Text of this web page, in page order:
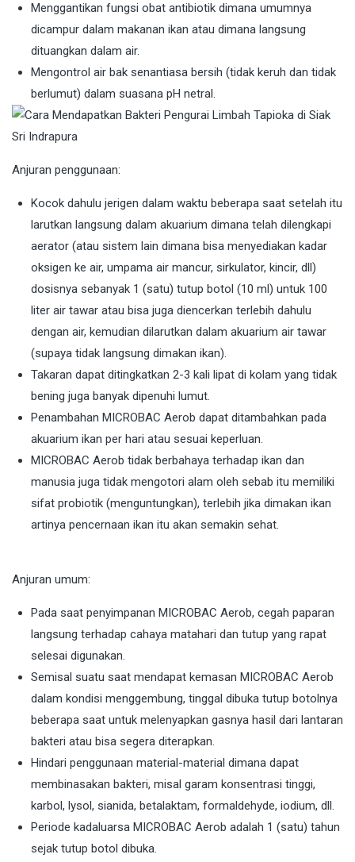
Menggantikan fungsi obat antibiotik dimana umumnya
dicampur dalam makanan ikan atau dimana langsung
dituangkan dalam air.
Mengontrol air bak senantiasa bersih (tidak keruh dan tidak
berlumut) dalam suasana pH netral.
Anjuran penggunaan:
Kocok dahulu jerigen dalam waktu beberapa saat setelah itu
larutkan langsung dalam akuarium dimana telah dilengkapi
aerator (atau sistem lain dimana bisa menyediakan kadar
oksigen ke air, umpama air mancur, sirkulator, kincir, dll)
dosisnya sebanyak 1 (satu) tutup botol (10 ml) untuk 100
liter air tawar atau bisa juga diencerkan terlebih dahulu
dengan air, kemudian dilarutkan dalam akuarium air tawar
(supaya tidak langsung dimakan ikan).
Takaran dapat ditingkatkan 2-3 kali lipat di kolam yang tidak
bening juga banyak dipenuhi lumut.
Penambahan MICROBAC Aerob dapat ditambahkan pada
akuarium ikan per hari atau sesuai keperluan.
MICROBAC Aerob tidak berbahaya terhadap ikan dan
manusia juga tidak mengotori alam oleh sebab itu memiliki
sifat probiotik (menguntungkan), terlebih jika dimakan ikan
artinya pencernaan ikan itu akan semakin sehat.
Anjuran umum:
Pada saat penyimpanan MICROBAC Aerob, cegah paparan
langsung terhadap cahaya matahari dan tutup yang rapat
selesai digunakan.
Semisal suatu saat mendapat kemasan MICROBAC Aerob
dalam kondisi menggembung, tinggal dibuka tutup botolnya
beberapa saat untuk melenyapkan gasnya hasil dari lantaran
bakteri atau bisa segera diterapkan.
Hindari penggunaan material-material dimana dapat
membinasakan bakteri, misal garam konsentrasi tinggi,
karbol, lysol, sianida, betalaktam, formaldehyde, iodium, dll.
Periode kadaluarsa MICROBAC Aerob adalah 1 (satu) tahun
sejak tutup botol dibuka.